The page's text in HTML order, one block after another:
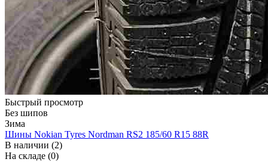
Быстрый просмотр
Без шипов
Зима
Шины Nokian Tyres Nordman RS2 185/60 R15 88R
В наличии (2)
На складе (0)